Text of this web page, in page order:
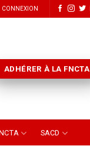
CONNEXION
ADHÉRER À LA FNCTA
SACD